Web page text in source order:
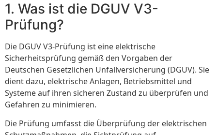
1. Was ist die DGUV V3-
Prüfung?
Die DGUV V3-Prüfung ist eine elektrische
Sicherheitsprüfung gemäß den Vorgaben der
Deutschen Gesetzlichen Unfallversicherung (DGUV). Sie
dient dazu, elektrische Anlagen, Betriebsmittel und
Systeme auf ihren sicheren Zustand zu überprüfen und
Gefahren zu minimieren.
Die Prüfung umfasst die Überprüfung der elektrischen